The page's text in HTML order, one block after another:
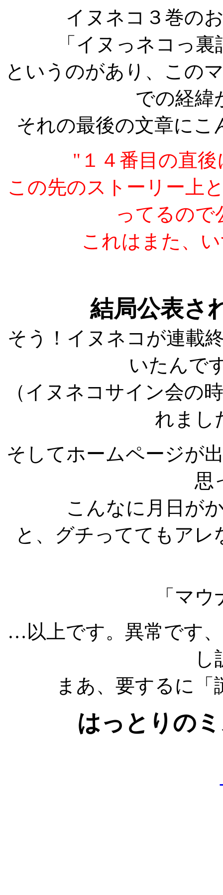
イヌネコ３巻の
「イヌっネコっ
というのがあり、この
での経緯
それの最後の文章に
"１４番目の直
この先のストーリー上
ってるので
これはまた、
結局公表さ
そう！イヌネコが連載
いたんで
（イヌネコサイン会の
れまし
そしてホームページが
思
こんなに月日が
と、グチっててもア
「マ
…以上です。異常です
し
まあ、要するに
はっとりの